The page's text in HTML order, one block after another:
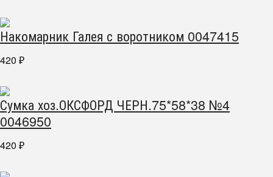
Накомарник Галея с воротником 0047415
420 ₽
Сумка хоз.ОКСФОРД ЧЕРН.75*58*38 №4
0046950
420 ₽